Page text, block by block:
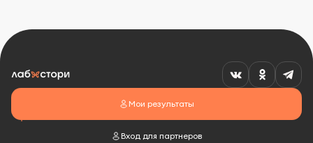
Мои результаты
Вход для партнеров